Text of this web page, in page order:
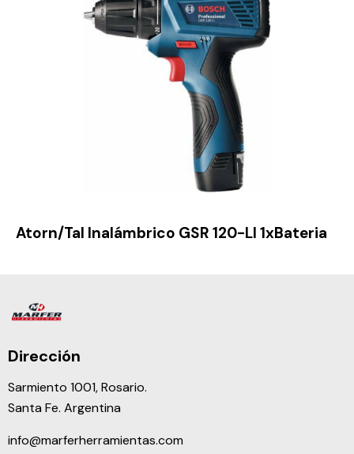
Atorn/Tal Inalámbrico GSR 120-LI 1xBateria
Dirección
Sarmiento 1001, Rosario.
Santa Fe. Argentina
info@marferherramientas.com